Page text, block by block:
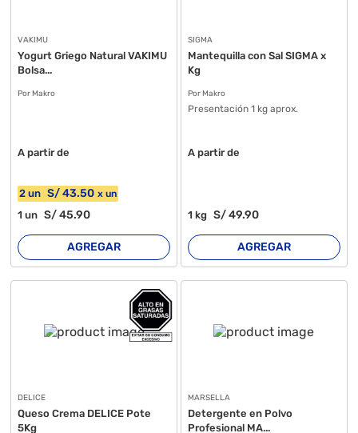
VAKIMU
Yogurt Griego Natural VAKIMU
Bolsa...
Por Makro
A partir de
2 un S/43.50 xun
1un S/45.90
AGREGAR
SIGMA
Mantequilla con Sal SIGMA x
Kg
Por Makro
Presentación 1 kg aprox.
A partir de
1 kg S/49.90
AGREGAR
DELICE
Queso Crema DELICE Pote
5Kg
MARSELLA
Detergente en Polvo
Profesional MA...